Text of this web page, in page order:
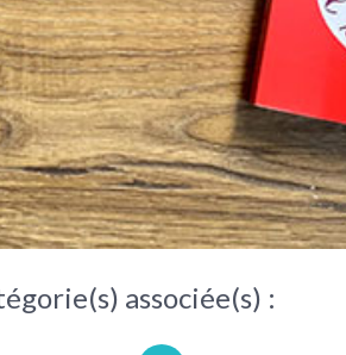
l'auteur(e) de ce livre
associée(s) :